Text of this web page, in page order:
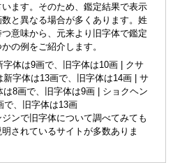
ます。そのため、鑑定結果で表示
と異なる場合が多くあります。姓
意味から、元来より旧字体で鑑定
の例をご紹介します。
体は9画で、旧字体は10画 | クサ
字体は13画で、旧字体は14画 | サ
8画で、旧字体は9画 | ショクヘン
で、旧字体は13画
ンで旧字体について調べてみても
されているサイトが多数ありま